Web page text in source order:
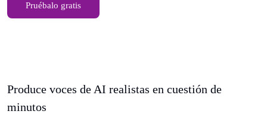
Pruébalo gratis
Produce voces de AI realistas en cuestión de
minutos